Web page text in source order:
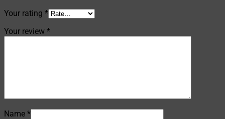
Your rating *
Your review *
Name *